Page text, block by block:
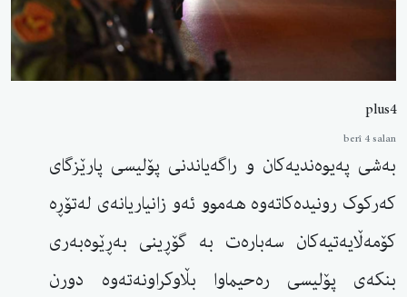
plus4
berî 4 salan
بەشی پەیوەندیەکان و راگەیاندنی پۆلیسی پارێزگای
کەرکوک رونیدەکاتەوە هەموو ئەو زانیاریانەی لەتۆڕە
کۆمەڵایەتیەکان سەبارەت بە گۆڕینی بەڕێوەبەری
بنکەی پۆلیسی رەحیماوا بڵاوکراونەتەوە دورن